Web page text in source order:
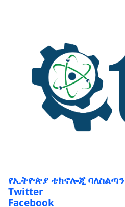
የኢትዮጵያ ቴክኖሎጂ ባለስልጣን
Twitter
Facebook